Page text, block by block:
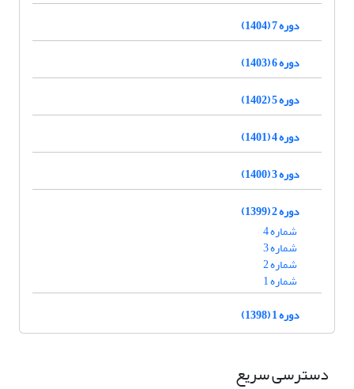
دوره 7 (1404)
دوره 6 (1403)
دوره 5 (1402)
دوره 4 (1401)
دوره 3 (1400)
دوره 2 (1399)
شماره 4
شماره 3
شماره 2
شماره 1
دوره 1 (1398)
دسترسی سریع